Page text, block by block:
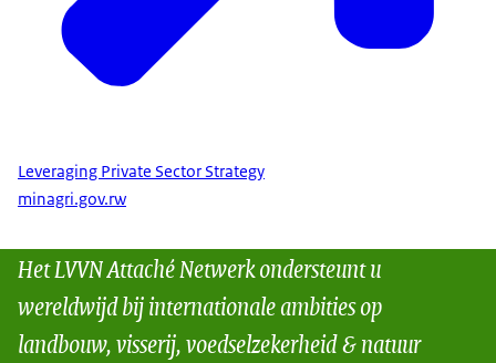
Leveraging Private Sector Strategy
minagri.gov.rw
Het LVVN Attaché Netwerk ondersteunt u
wereldwijd bij internationale ambities op
landbouw, visserij, voedselzekerheid & natuur